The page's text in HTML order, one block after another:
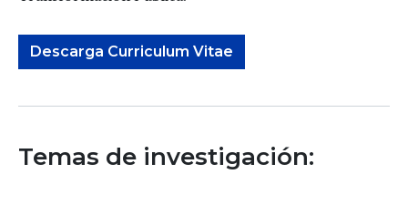
Descarga Curriculum Vitae
Temas de investigación: